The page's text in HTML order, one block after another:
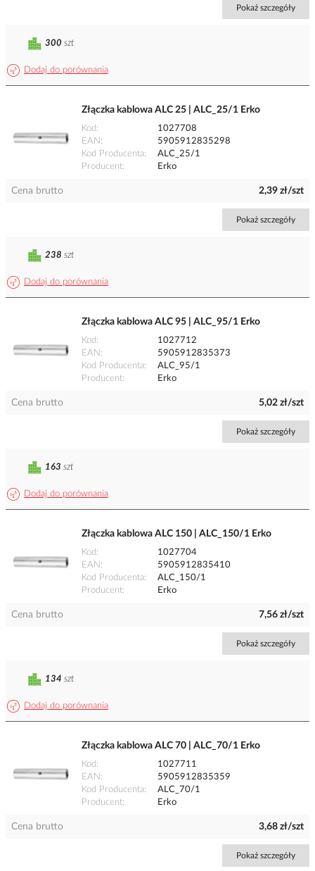
Pokaż szczegóły
Dodaj do porównania
300 szt
Złączka kablowa ALC 25 | ALC_25/1 Erko
Kod
1027708
EAN
5905912835298
Kod Producenta
ALC_25/1
Producent
Erko
Cena brutto 2,39 zł/szt
Pokaż szczegóły
Dodaj do porównania
238 szt
Złączka kablowa ALC 95 | ALC_95/1 Erko
Kod
1027712
EAN
5905912835373
Kod Producenta
ALC_95/1
Producent
Erko
Cena brutto 5,02 zł/szt
Pokaż szczegóły
Dodaj do porównania
163 szt
Złączka kablowa ALC 150 | ALC_150/1 Erko
Kod
1027704
EAN
5905912835410
Kod Producenta
ALC_150/1
Producent
Erko
Cena brutto 7,56 zł/szt
Pokaż szczegóły
Dodaj do porównania
134 szt
Złączka kablowa ALC 70 | ALC_70/1 Erko
Kod
1027711
EAN
5905912835359
Kod Producenta
ALC_70/1
Producent
Erko
Cena brutto 3,68 zł/szt
Pokaż szczegóły